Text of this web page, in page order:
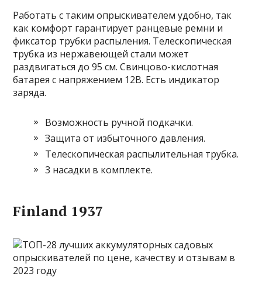
Работать с таким опрыскивателем удобно, так
как комфорт гарантирует ранцевые ремни и
фиксатор трубки распыления. Телескопическая
трубка из нержавеющей стали может
раздвигаться до 95 см. Свинцово-кислотная
батарея с напряжением 12В. Есть индикатор
заряда.
Возможность ручной подкачки.
Защита от избыточного давления.
Телескопическая распылительная трубка.
3 насадки в комплекте.
Finland 1937